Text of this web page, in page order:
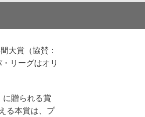
大賞（協賛：
リーグはオリ
贈られる賞
る本賞は、プ